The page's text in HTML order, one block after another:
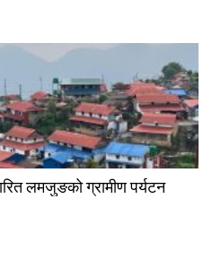
लमजुङको ग्रामीण पर्यटन